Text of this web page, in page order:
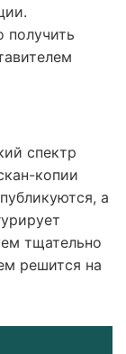
спектр
копии
а
тщательно
решится на